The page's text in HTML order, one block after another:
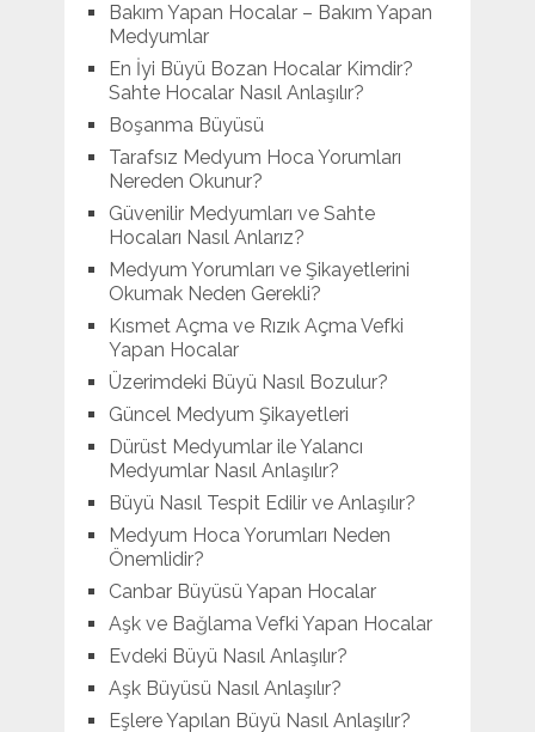
Bakım Yapan Hocalar – Bakım Yapan
Medyumlar
En İyi Büyü Bozan Hocalar Kimdir?
Sahte Hocalar Nasıl Anlaşılır?
Boşanma Büyüsü
Tarafsız Medyum Hoca Yorumları
Nereden Okunur?
Güvenilir Medyumları ve Sahte
Hocaları Nasıl Anlarız?
Medyum Yorumları ve Şikayetlerini
Okumak Neden Gerekli?
Kısmet Açma ve Rızık Açma Vefki
Yapan Hocalar
Üzerimdeki Büyü Nasıl Bozulur?
Güncel Medyum Şikayetleri
Dürüst Medyumlar ile Yalancı
Medyumlar Nasıl Anlaşılır?
Büyü Nasıl Tespit Edilir ve Anlaşılır?
Medyum Hoca Yorumları Neden
Önemlidir?
Canbar Büyüsü Yapan Hocalar
Aşk ve Bağlama Vefki Yapan Hocalar
Evdeki Büyü Nasıl Anlaşılır?
Aşk Büyüsü Nasıl Anlaşılır?
Eşlere Yapılan Büyü Nasıl Anlaşılır?